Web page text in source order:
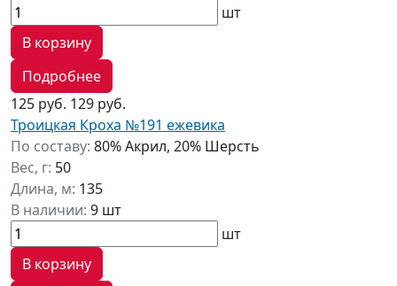
шт
В корзину
Подробнее
125 руб. 129 руб.
Троицкая Кроха №191 ежевика
По составу: 80% Акрил, 20% Шерсть
Вес, г: 50
Длина, м: 135
В наличии: 9 шт
шт
В корзину